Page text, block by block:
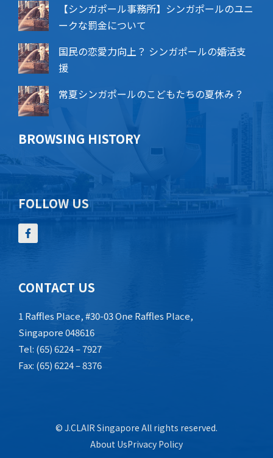
【シンガポール事務所】シンガポールのユニ
ークな罰金について
国民の恋愛力向上？ シンガポールの婚活支
援
常夏シンガポールのこどもたちの夏休み？
BROWSING HISTORY
FOLLOW US
CONTACT US
1 Raffles Place, #30-03 One Raffles Place,
Singapore 048616
Tel: (65) 6224 – 7927
Fax: (65) 6224 – 8376
© J.CLAIR Singapore All rights reserved.
About UsPrivacy Policy